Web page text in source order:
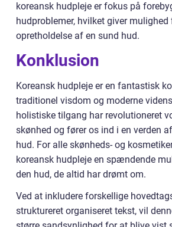
koreansk hudpleje er fokus på
hudproblemer, hvilket giver
opretholdelse af en sund hud.
Konklusion
Koreansk hudpleje er en fantastisk
traditionel visdom og moderne
holistiske tilgang har revolutioneret
skønhed og fører os ind i en verden
hud. For alle skønheds- og
koreansk hudpleje en spændende
den hud, de altid har drømt om.
Ved at inkludere forskellige
struktureret organiseret tekst, vil